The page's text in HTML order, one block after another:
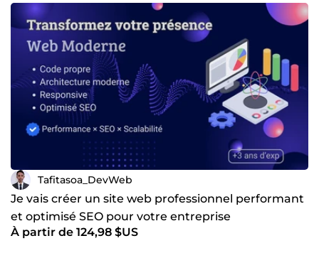
la prestation de base ✅ Pourquoi me choisir ? ✔️
Développeur polyvalent front-end &amp; back-end ✔️ Code
propre et optimisé ✔️ Respect des délais ✔️
Communication claire et professionnelle 📩 Contactez-moi
pour développer ou améliorer vos projets web.
Tafitasoa_DevWeb
Je vais créer un site web professionnel performant
et optimisé SEO pour votre entreprise
À partir de 124,98 $US